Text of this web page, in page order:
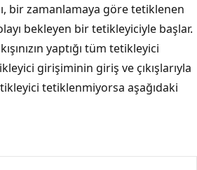
bir zamanlamaya göre tetiklenen
bekleyen bir tetikleyiciyle başlar.
yaptığı tüm tetikleyici
girişiminin giriş ve çıkışlarıyla
tetiklenmiyorsa aşağıdaki